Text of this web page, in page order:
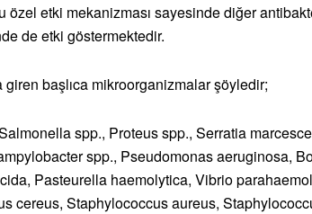
özel etki mekanizması sayesinde diğer
de etki göstermektedir.
başlıca mikroorganizmalar şöyledir;
spp., Proteus spp., Serratia
spp., Pseudomonas aeruginosa,
Pasteurella haemolytica, Vibrio
cereus, Staphylococcus aureus,